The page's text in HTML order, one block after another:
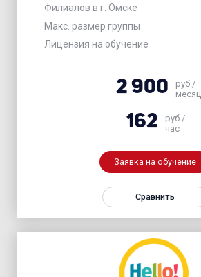
Филиалов в г. Омске
Макс. размер группы
Лицензия на обучение
2 900
руб./
месяц
162
руб./
час
Заявка на обучение
Сравнить